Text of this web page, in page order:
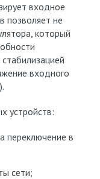
входное
позволяет не
который
входного
устройств:
переключение в
сети;